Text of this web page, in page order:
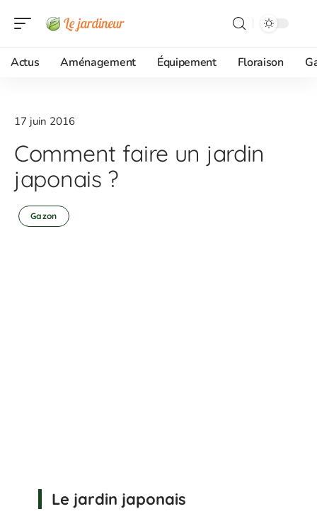
Actus Aménagement Équipement Floraison
17 juin 2016
Comment faire un jardin
japonais ?
Gazon
Le jardin japonais